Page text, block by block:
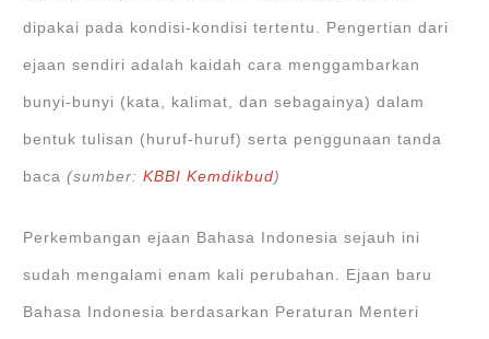
dipakai pada kondisi-kondisi tertentu. Pengertian dari
ejaan sendiri adalah kaidah cara menggambarkan
bunyi-bunyi (kata, kalimat, dan sebagainya) dalam
bentuk tulisan (huruf-huruf) serta penggunaan tanda
baca(sumber:KBBI Kemdikbud)
Perkembangan ejaan Bahasa Indonesia sejauh ini
sudah mengalami enam kali perubahan. Ejaan baru
Bahasa Indonesia berdasarkan Peraturan Menteri